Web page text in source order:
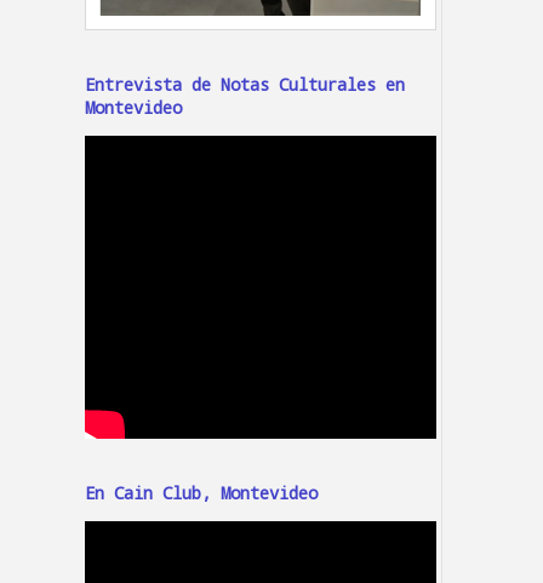
Entrevista de Notas Culturales en
Montevideo
En Cain Club, Montevideo